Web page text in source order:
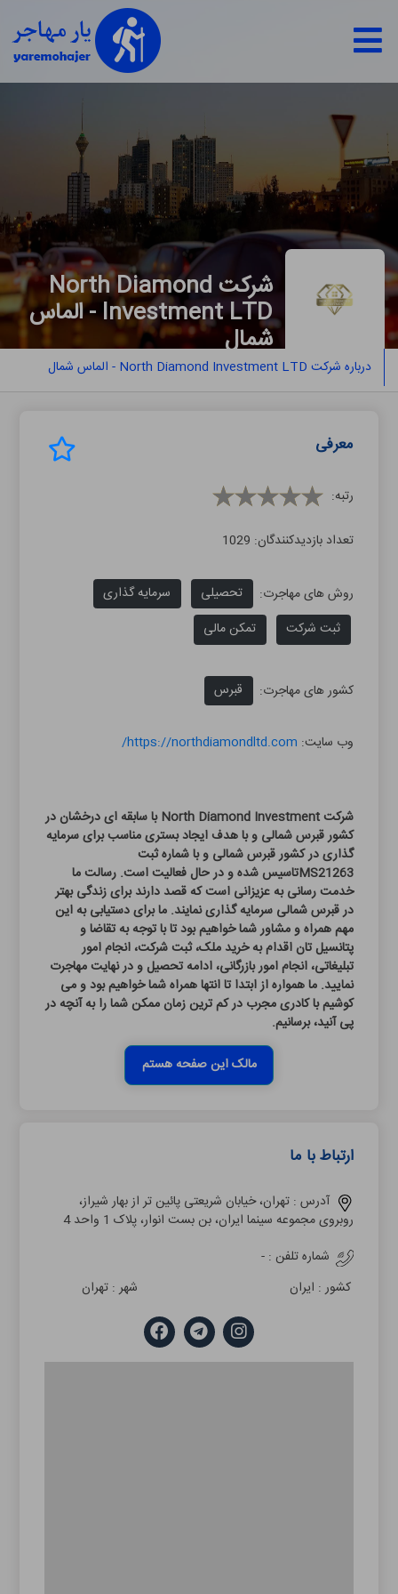
شرکت North Diamond
Investment LTD - الماس
شمال
خدمات مهاجرت درباره شرکت North Diamond Investment LTD - الماس شمال
معرفی
رتبه:
تعداد بازدیدکنندگان: 1029
روش های مهاجرت: تحصیلی
سرمایه گذاری
ثبت شرکت
تمکن مالی
کشور های مهاجرت: قبرس
وب سایت: https://northdiamondltd.com/
شرکت North Diamond Investment با سابقه ای درخشان در
کشور قبرس شمالی و با هدف ایجاد بستری مناسب برای سرمایه
گذاری در کشور قبرس شمالی و با شماره ثبت
MS21263تاسیس شده و در حال فعالیت است. رسالت ما
خدمت رسانی به عزیزانی است که قصد دارند برای زندگی بهتر
در قبرس شمالی سرمایه گذاری نمایند. ما برای دستیابی به این
مهم همراه و مشاور شما خواهیم بود تا با توجه به تقاضا و
پتانسیل تان اقدام به خرید ملک، ثبت شرکت، انجام امور
تبلیغاتی، انجام امور بازرگانی، ادامه تحصیل و در نهایت مهاجرت
نمایید. ما همواره از ابتدا تا انتها همراه شما خواهیم بود و می
کوشیم با کادری مجرب در کم ترین زمان ممکن شما را به آنچه در
پی آنید، برسانیم.
مالک این صفحه هستم
ارتباط با ما
آدرس :تهران، خیابان شریعتی پائین تر از بهار شیراز،
روبروی مجموعه سینما ایران، بن بست انوار، پلاک 1 واحد 4
شماره تلفن :-
کشور : ایران شهر : تهران